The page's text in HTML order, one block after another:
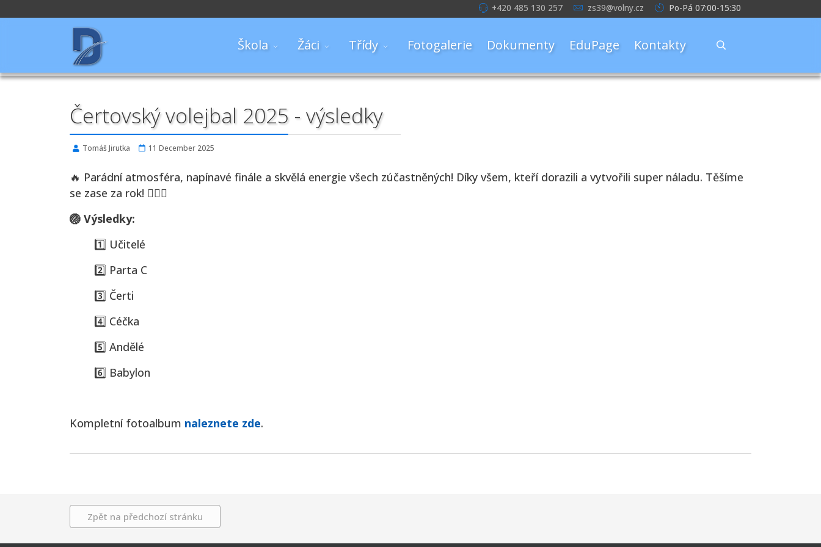
+420 485 130 257 zs39@volny.cz Po-Pá 07:00-15:30
Škola Žáci Třídy Fotogalerie Dokumenty EduPage Kontakty
Čertovský volejbal 2025 - výsledky
Tomáš Jirutka 11 December 2025
🔥 Parádní atmosféra, napínavé finále a skvělá energie všech zúčastněných! Díky všem, kteří dorazili a vytvořili super náladu. Těšíme
se zase za rok! 🙋‍♀️✨
🏐 Výsledky:
1️⃣ Učitelé
2️⃣ Parta C
3️⃣ Čerti
4️⃣ Céčka
5️⃣ Andělé
6️⃣ Babylon
Kompletní fotoalbum naleznete zde.
Zpět na předchozí stránku